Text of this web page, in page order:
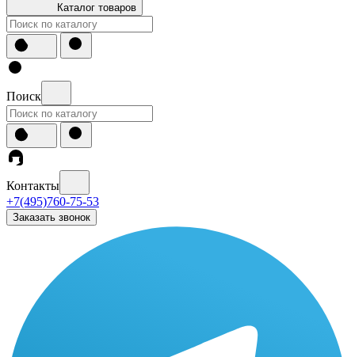
Каталог товаров
Поиск
Контакты
+7(495)760-75-53
Заказать звонок